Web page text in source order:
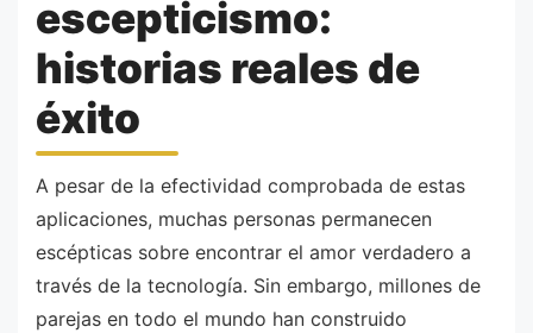
escepticismo:
historias reales de
éxito
A pesar de la efectividad comprobada de estas
aplicaciones, muchas personas permanecen
escépticas sobre encontrar el amor verdadero a
través de la tecnología. Sin embargo, millones de
parejas en todo el mundo han construido